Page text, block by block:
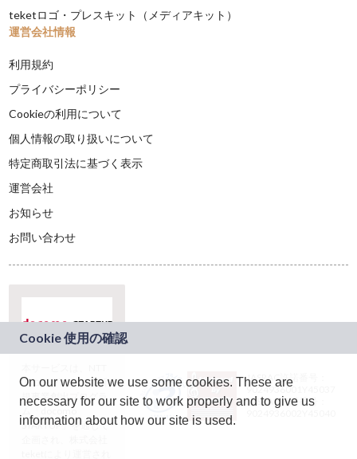
teketロゴ・プレスキット（メディアキット）
運営会社情報
利用規約
プライバシーポリシー
Cookieの利用について
個人情報の取り扱いについて
特定商取引法に基づく表示
運営会社
お知らせ
お問い合わせ
ドコモグループの新
規事業創出プログラ
ム「docomo
STARTUP」を通じて
JASRAC許諾番号：
9024936001Y45037
JASRAC許諾番号：
On our website we use some cookies. These are
necessary for our site to work properly and to give us
information about how our site is used.